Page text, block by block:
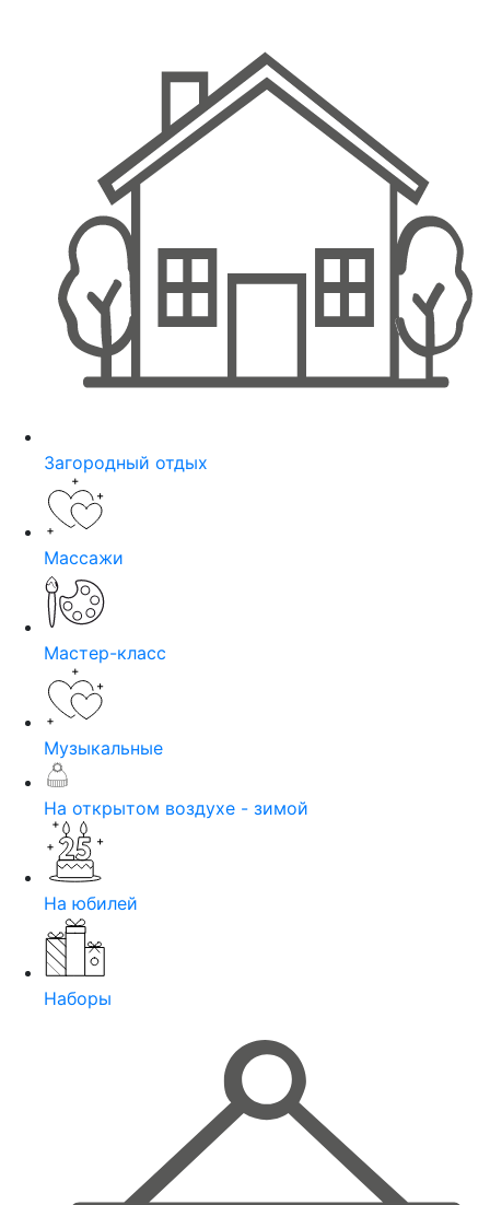
Загородный отдых
Массажи
Мастер-класс
Музыкальные
На открытом воздухе - зимой
На юбилей
Наборы